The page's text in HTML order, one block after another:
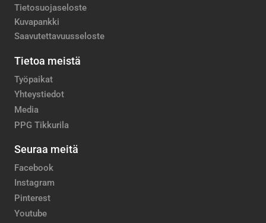
Tietosuojaseloste
Kuvapankki
Saavutettavuusseloste
Tietoa meistä
Työpaikat
Yhteystiedot
Media
PPG Tikkurila
Seuraa meitä
Facebook
Instagram
Pinterest
Youtube